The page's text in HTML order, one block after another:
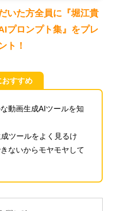
いた方全員に『堀江貴
プロンプト集』をプレ
ト！
おすすめ
動画生成AIツールを知
ツールをよく見るけ
ないからモヤモヤして